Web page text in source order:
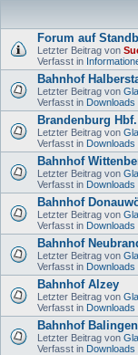
Forum auf
Letzter Beitrag von
Verfasst in
Bahnhof
Letzter Beitrag von
Verfasst in Downloads
Brandenburg Hbf.
Letzter Beitrag von
Verfasst in Downloads
Bahnhof
Letzter Beitrag von
Verfasst in Downloads
Bahnhof
Letzter Beitrag von
Verfasst in Downloads
Bahnhof
Letzter Beitrag von
Verfasst in Downloads
Bahnhof Alzey
Letzter Beitrag von
Verfasst in Downloads
Bahnhof
Letzter Beitrag von
Verfasst in Downloads